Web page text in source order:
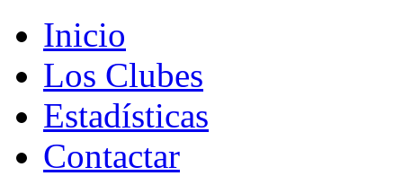
Inicio
Los Clubes
Estadísticas
Contactar